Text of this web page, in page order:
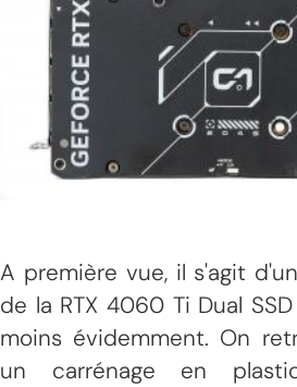
A première vue, il s'agit
de la RTX 4060 Ti Dual
moins évidemment. On
un carrénage en